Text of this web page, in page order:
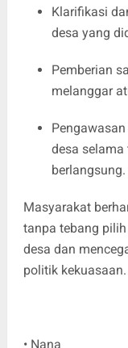
Klarifikasi
desa yang
Pemberian
melanggar
desa
berlangsung.
Masyarakat
tanpa tebang
desa dan
politik kekuasaan.
• Nana